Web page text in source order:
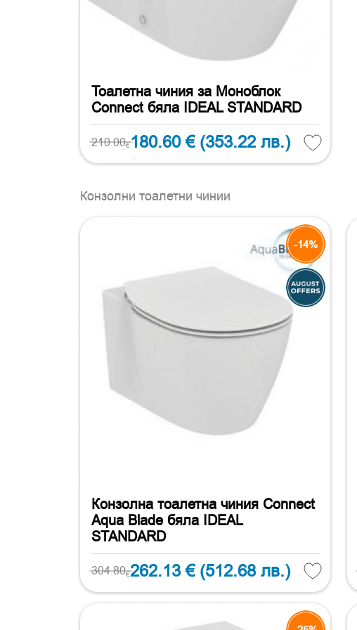
Тоалетна чиния за Моноблок
Connect бяла IDEAL STANDARD
210.00€180.60 € (353.22 лв.)
Конзолни тоалетни чинии
-14%
Конзолна тоалетна чиния Connect
Aqua Blade бяла IDEAL
STANDARD
304.80€262.13 € (512.68 лв.)